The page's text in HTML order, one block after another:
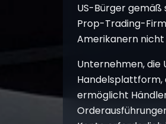
US-Bürger gemäß
Prop-Trading-
Amerikanern
Unternehmen, die
Handelsplattform,
ermöglicht